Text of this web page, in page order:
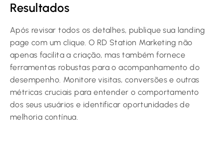
Resultados
Após revisar todos os detalhes, publique sua landing
page com um clique. O RD Station Marketing não
apenas facilita a criação, mas também fornece
ferramentas robustas para o acompanhamento do
desempenho. Monitore visitas, conversões e outras
métricas cruciais para entender o comportamento
dos seus usuários e identificar oportunidades de
melhoria contínua.